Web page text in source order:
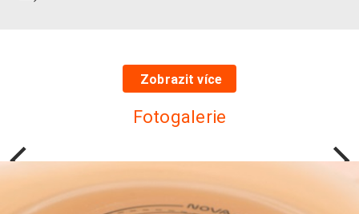
Zobrazit více
Fotogalerie
Předchozí Další